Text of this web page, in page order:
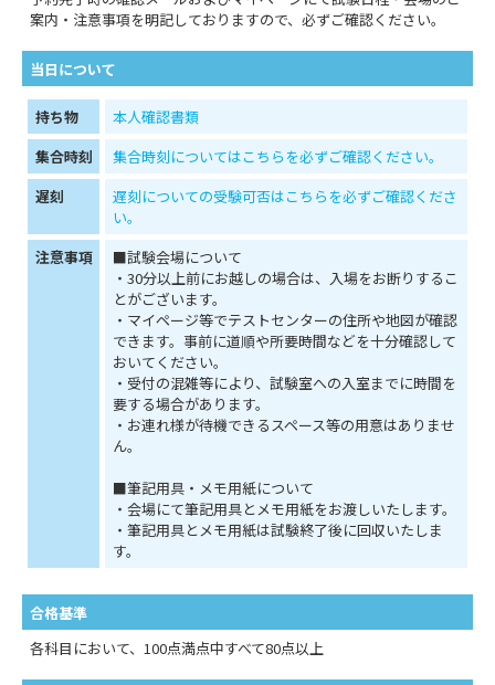
案内・注意事項を明記しておりますので、必ずご確認ください。
当日について
持ち物
本人確認書類
集合時刻
集合時刻についてはこちらを必ずご確認ください。
遅刻
遅刻についての受験可否はこちらを必ずご確認くださ
い。
注意事項
■試験会場について
・30分以上前にお越しの場合は、入場をお断りするこ
とがございます。
・マイページ等でテストセンターの住所や地図が確認
できます。事前に道順や所要時間などを十分確認して
おいてください。
・受付の混雑等により、試験室への入室までに時間を
要する場合があります。
・お連れ様が待機できるスペース等の用意はありませ
ん。
■筆記用具・メモ用紙について
・会場にて筆記用具とメモ用紙をお渡しいたします。
・筆記用具とメモ用紙は試験終了後に回収いたしま
す。
合格基準
各科目において、100点満点中すべて80点以上